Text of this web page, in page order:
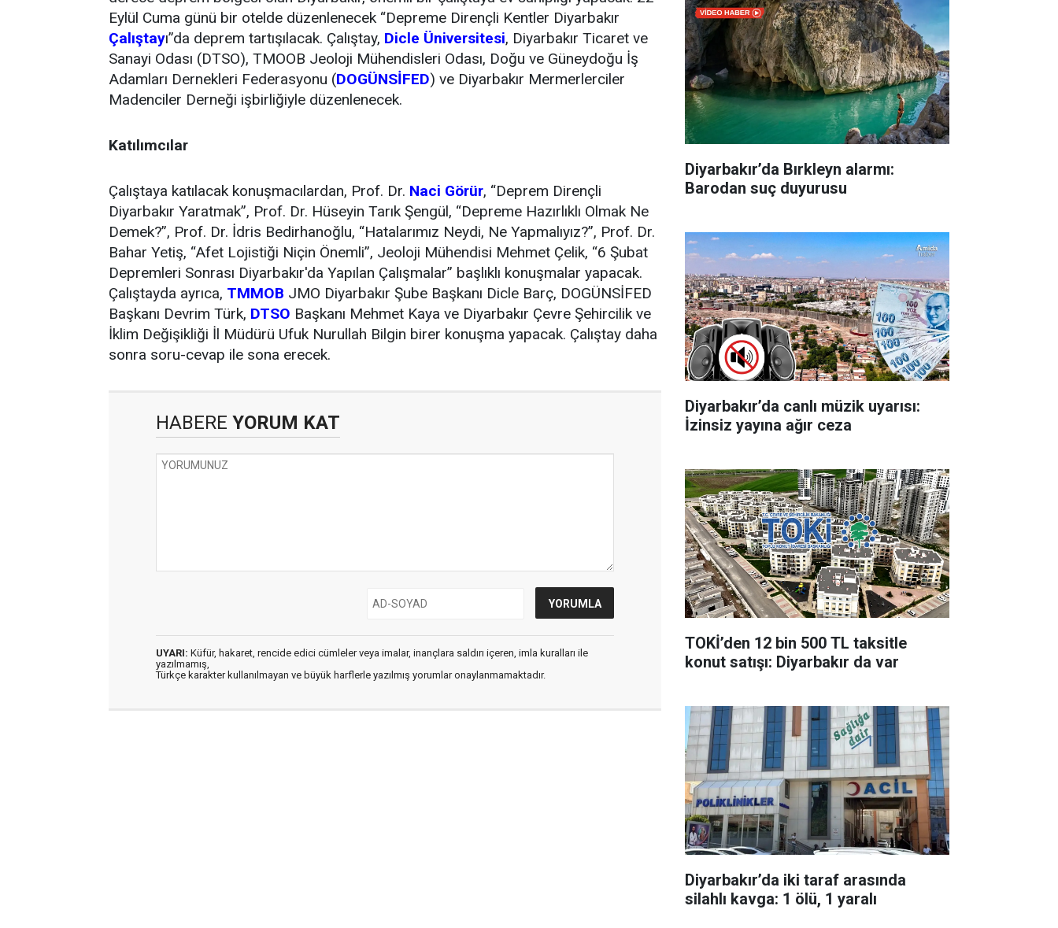
Eylül Cuma günü bir otelde düzenlenecek “Depreme Dirençli Kentler Diyarbakır
Çalıştayı”da deprem tartışılacak. Çalıştay, Dicle Üniversitesi, Diyarbakır Ticaret ve
Sanayi Odası (DTSO), TMOOB Jeoloji Mühendisleri Odası, Doğu ve Güneydoğu İş
Adamları Dernekleri Federasyonu (DOGÜNSİFED) ve Diyarbakır Mermerlerciler
Madenciler Derneği işbirliğiyle düzenlenecek.
Katılımcılar
Çalıştaya katılacak konuşmacılardan, Prof. Dr. Naci Görür, “Deprem Dirençli
Diyarbakır Yaratmak”, Prof. Dr. Hüseyin Tarık Şengül, “Depreme Hazırlıklı Olmak Ne
Demek?”, Prof. Dr. İdris Bedirhanoğlu, “Hatalarımız Neydi, Ne Yapmalıyız?”, Prof. Dr.
Bahar Yetiş, “Afet Lojistiği Niçin Önemli”, Jeoloji Mühendisi Mehmet Çelik, “6 Şubat
Depremleri Sonrası Diyarbakır'da Yapılan Çalışmalar” başlıklı konuşmalar yapacak.
Çalıştayda ayrıca, TMMOB JMO Diyarbakır Şube Başkanı Dicle Barç, DOGÜNSİFED
Başkanı Devrim Türk, DTSO Başkanı Mehmet Kaya ve Diyarbakır Çevre Şehircilik ve
İklim Değişikliği İl Müdürü Ufuk Nurullah Bilgin birer konuşma yapacak. Çalıştay daha
sonra soru-cevap ile sona erecek.
HABERE YORUM KAT
UYARI: Küfür, hakaret, rencide edici cümleler veya imalar, inançlara saldırı içeren, imla kuralları ile
yazılmamış,
Türkçe karakter kullanılmayan ve büyük harflerle yazılmış yorumlar onaylanmamaktadır.
Diyarbakır’da Bırkleyn alarmı:
Barodan suç duyurusu
Diyarbakır’da canlı müzik uyarısı:
İzinsiz yayına ağır ceza
TOKİ’den 12 bin 500 TL taksitle
konut satışı: Diyarbakır da var
Diyarbakır’da iki taraf arasında
silahlı kavga: 1 ölü, 1 yaralı